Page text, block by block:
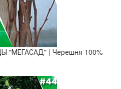
| Черешня 100%